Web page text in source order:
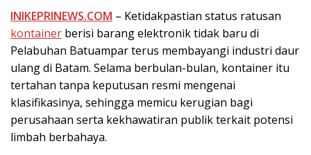
INIKEPRINEWS.COM – Ketidakpastian status ratusan
kontainer berisi barang elektronik tidak baru di
Pelabuhan Batuampar terus membayangi industri daur
ulang di Batam. Selama berbulan-bulan, kontainer itu
tertahan tanpa keputusan resmi mengenai
klasifikasinya, sehingga memicu kerugian bagi
perusahaan serta kekhawatiran publik terkait potensi
limbah berbahaya.